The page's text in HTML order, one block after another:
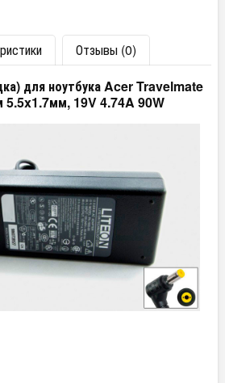
Отзывы (0)
для ноутбука Acer Travelmate
5.5x1.7мм, 19V 4.74A 90W